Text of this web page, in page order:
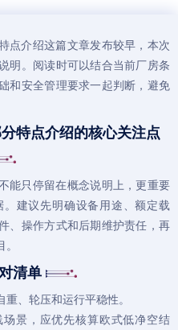
点介绍这篇文章发布较早，本次
明。阅读时可以结合当前厂房条
和安全管理要求一起判断，避免
特点介绍的核心关注点
能只停留在概念说明上，更重要
建议先明确设备用途、额定载
、操作方式和后期维护责任，再
清单
、轮压和运行平稳性。
景，应优先核算欧式低净空结